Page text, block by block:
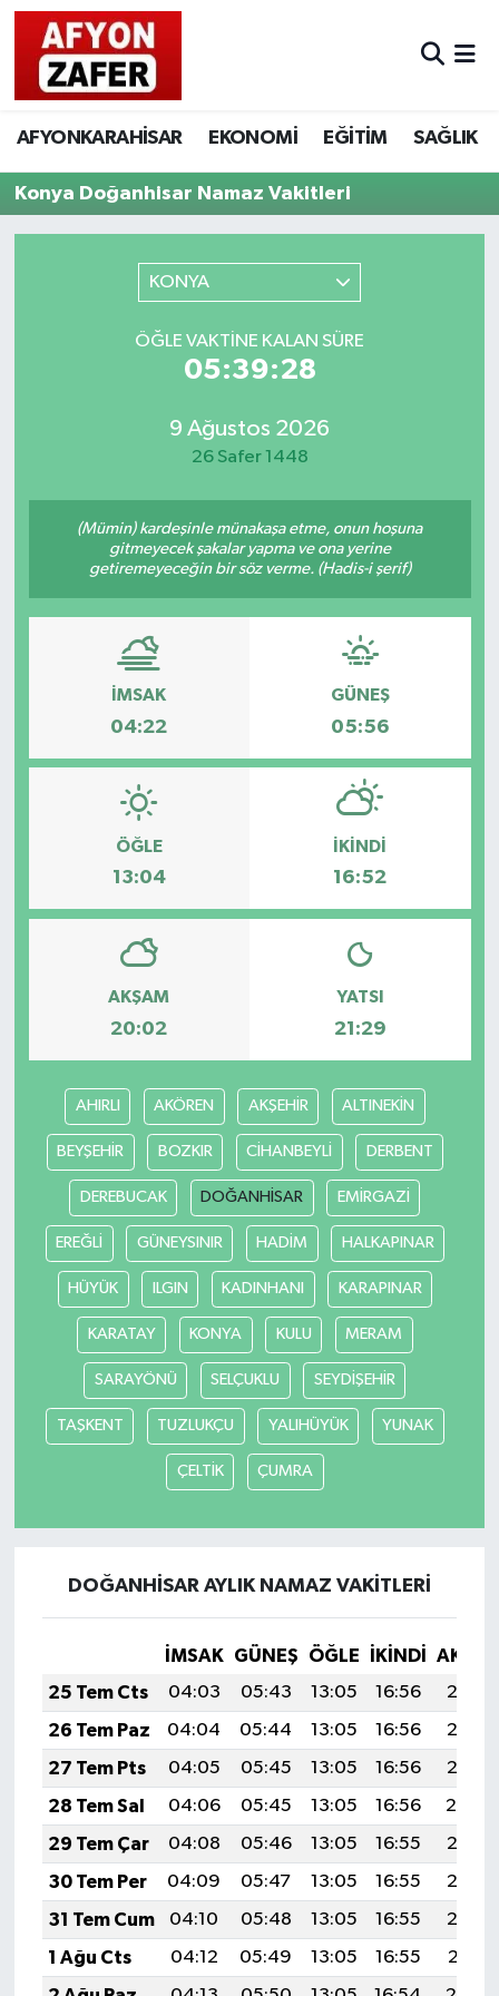
AFYONKARAHİSAR EKONOMİ EĞİTİM SAĞLIK
Konya Doğanhisar Namaz Vakitleri
KONYA
ÖĞLE VAKTINE KALAN SÜRE
05:39:28
9 Ağustos 2026
26 Safer 1448
(Mümin) kardeşinle münakaşa etme, onun hoşuna
gitmeyecek şakalar yapma ve ona yerine
getiremeyeceğin bir söz verme. (Hadis-i şerif)
İMSAK
04:22
GÜNEŞ
05:56
ÖĞLE
13:04
İKINDI
16:52
AKŞAM
20:02
YATSI
21:29
AHIRLI AKÖREN AKŞEHİR ALTINEKİN
BEYŞEHİR BOZKIR CİHANBEYLİ DERBENT
DEREBUCAK DOĞANHİSAR EMİRGAZİ
EREĞLİ GÜNEYSINIR HADİM HALKAPINAR
HÜYÜK ILGIN KADINHANI KARAPINAR
KARATAY KONYA KULU MERAM
SARAYÖNÜ SELÇUKLU SEYDİŞEHİR
TAŞKENT TUZLUKÇU YALIHÜYÜK YUNAK
ÇELTİK ÇUMRA
DOĞANHİSAR AYLIK NAMAZ VAKITLERI
İMSAK GÜNEŞ ÖĞLE İKINDI
25 Tem Cts
04:03 05:43 13:05 16:56
20:17
26 Tem Paz
04:04 05:44 13:05 16:56
20:16
27 Tem Pts
04:05 05:45 13:05 16:56
20:15
28 Tem Sal
04:06 05:45 13:05 16:56
20:14
29 Tem Çar
04:08 05:46 13:05 16:55
20:13
30 Tem Per
04:09 05:47 13:05 16:55
20:13
31 Tem Cum
04:10 05:48 13:05 16:55
20:12
1 Ağu Cts
04:12 05:49 13:05 16:55
20:11